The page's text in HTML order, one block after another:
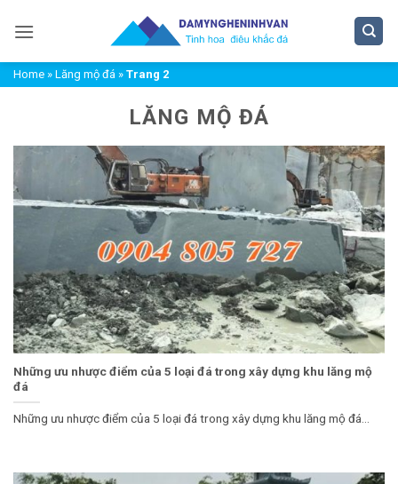
qua
dungHome » Lăng mộ đá » Trang 2
LĂNG MỘ ĐÁ
Những ưu nhược điểm của 5 loại đá trong xây dựng khu lăng mộ
đá
Những ưu nhược điểm của 5 loại đá trong xây dựng khu lăng mộ đá...